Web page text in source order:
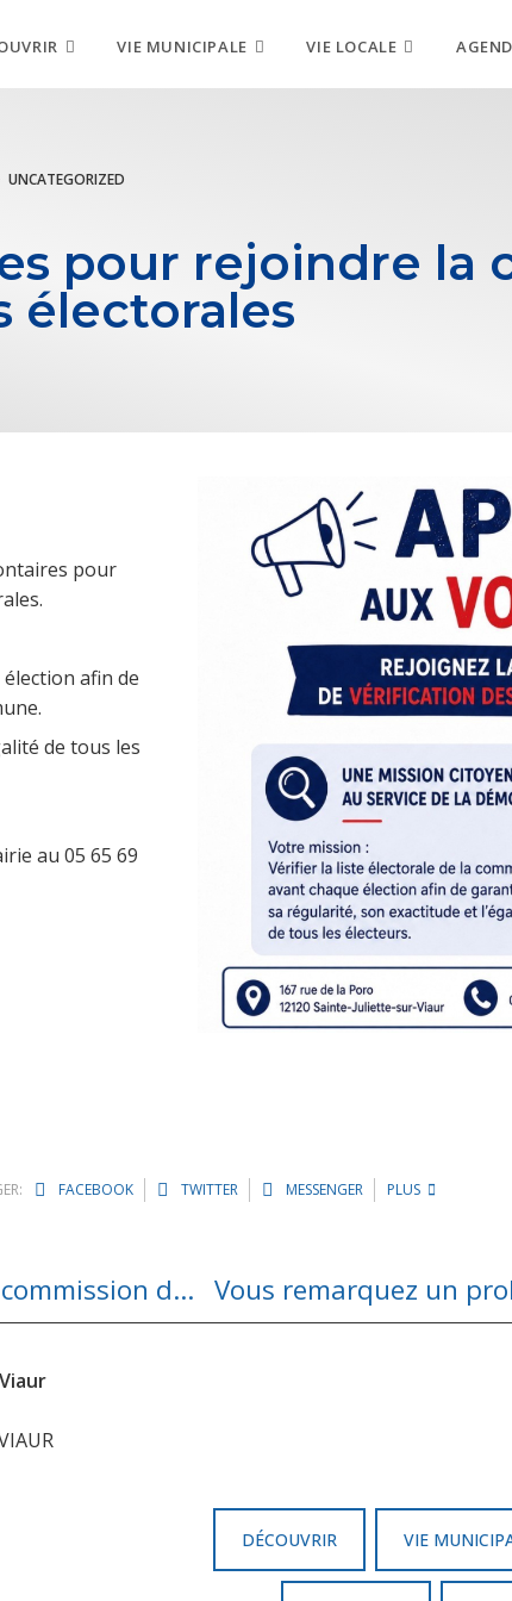
VIE MUNICIPALE VIE LOCALE
UNCATEGORIZED
pour rejoindre la
électorales
pour
afin de
de tous les
au 05 65 69
FACEBOOK TWITTER MESSENGER PLUS
Recherche volontaire pour rejoindre la commission des impôts locaux Vous remarquez un
DÉCOUVRIR VIE